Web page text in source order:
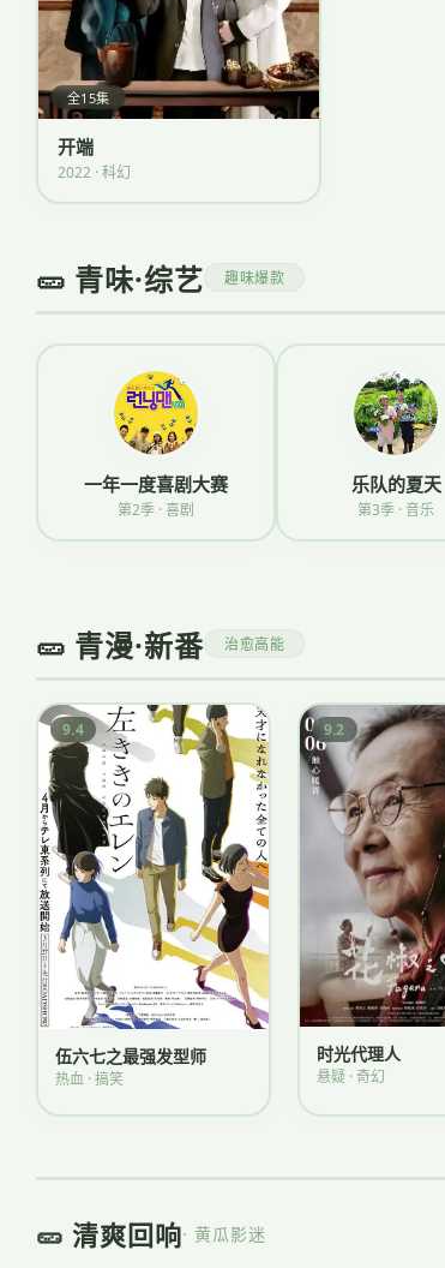
全15集
开端
2022 · 科幻
🥒 青味·综艺 趣味爆款
一年一度喜剧大赛
第2季 · 喜剧
乐队的夏天
第3季 · 音乐
🥒 青漫·新番 治愈高能
9.4
伍六七之最强发型师
热血 · 搞笑
9.2
时光代理人
悬疑 · 奇幻
🥒 清爽回响· 黄瓜影迷